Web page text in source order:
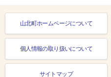
山北町ホームページについて
個人情報の取り扱いについて
サイトマップ